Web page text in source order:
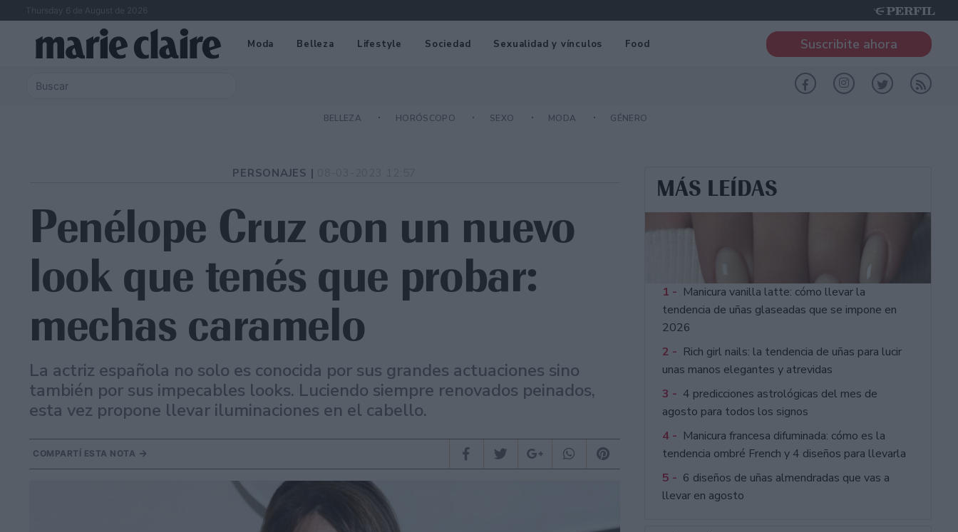
Thursday 6 de August de 2026
Moda Belleza Lifestyle Sociedad Sexualidad y vínculos Food Suscribite ahora
BELLEZA HORÓSCOPO SEXO MODA GÉNERO
PERSONAJES |
Penélope Cruz con un nuevo
look que tenés que probar:
mechas caramelo
La actriz española no solo es conocida por sus grandes actuaciones sino
también por sus impecables looks. Luciendo siempre renovados peinados,
esta vez propone llevar iluminaciones en el cabello.
COMPARTÍ ESTA NOTA
MÁS LEÍDAS
1 - Manicura vanilla latte: cómo llevar la
tendencia de uñas glaseadas que se impone en
2026
2 - Rich girl nails: la tendencia de uñas para lucir
unas manos elegantes y atrevidas
3 - 4 predicciones astrológicas del mes de
agosto para todos los signos
4 - Manicura francesa difuminada: cómo es la
tendencia ombré French y 4 diseños para llevarla
5 - 6 diseños de uñas almendradas que vas a
llevar en agosto